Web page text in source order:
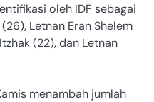
oleh IDF sebagai
Letnan Eran Shelem
(22), dan Letnan
menambah jumlah